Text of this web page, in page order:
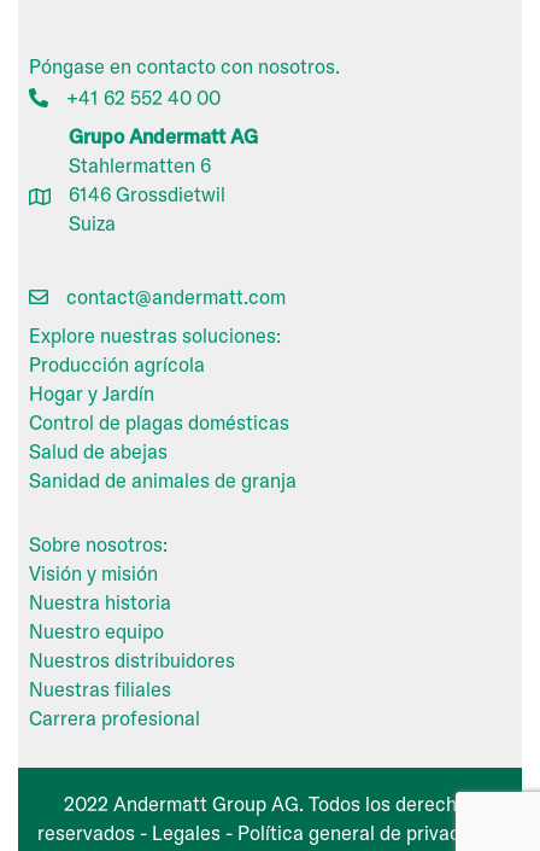
Póngase en contacto con nosotros.
+41 62 552 40 00
Grupo Andermatt AG
Stahlermatten 6
6146 Grossdietwil
Suiza
contact@andermatt.com
Explore nuestras soluciones:
Producción agrícola
Hogar y Jardín
Control de plagas domésticas
Salud de abejas
Sanidad de animales de granja
Sobre nosotros:
Visión y misión
Nuestra historia
Nuestro equipo
Nuestros distribuidores
Nuestras filiales
Carrera profesional
2022 Andermatt Group AG. Todos los derechos
reservados - Legales - Política general de privacidad